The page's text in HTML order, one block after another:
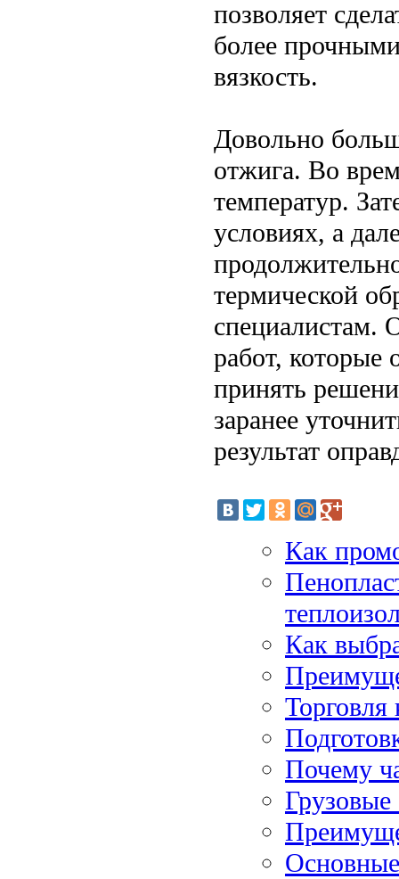
позволяет
более
вязкость.
Довольно
отжига. Во
температур.
условиях, а
термической
специалистам.
работ, которые
принять
заранее
результат
Как
Как
Торговля
Почему
Грузовые